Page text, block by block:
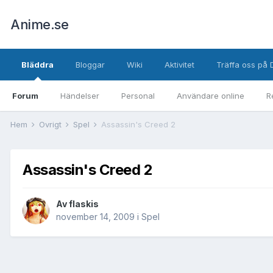
Anime.se
Bläddra
Forum Händelser Personal Användare online
Bloggar Wiki Aktivitet Träffa oss på
Hem Övrigt Spel Assassin's Creed 2
Assassin's Creed 2
Avflaskis
november 14, 2009 i Spel